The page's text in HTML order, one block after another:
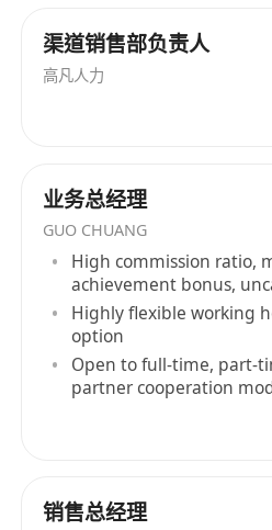
渠道销售部负责人
高凡人力
业务总经理
GUO CHUANG
High commission ratio,
achievement bonus,
salary
Highly flexible working
option
Open to full-time, part-
partner cooperation
销售总经理